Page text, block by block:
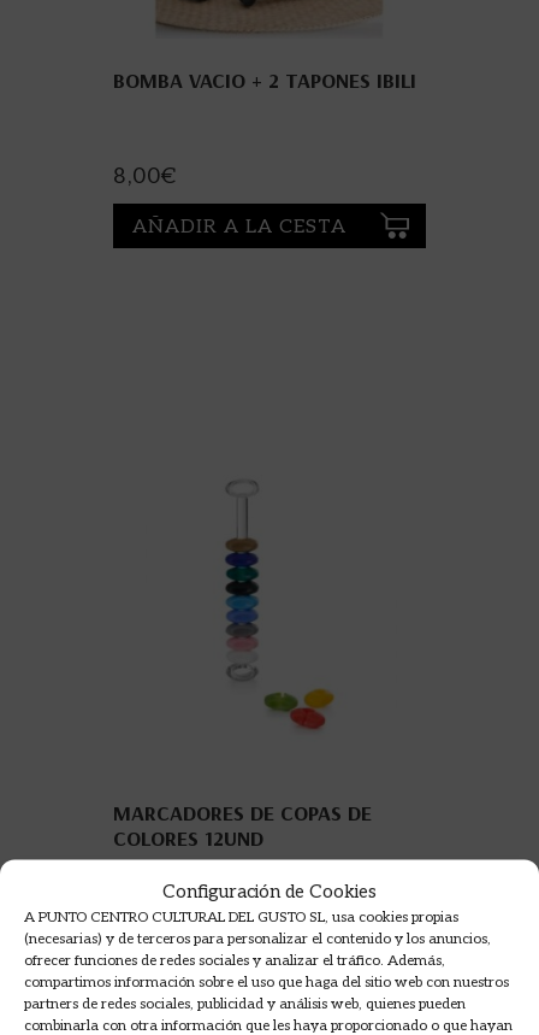
Configuración de Cookies
A PUNTO CENTRO CULTURAL DEL GUSTO SL, usa cookies propias
(necesarias) y de terceros para personalizar el contenido y los anuncios,
ofrecer funciones de redes sociales y analizar el tráfico. Además,
compartimos información sobre el uso que haga del sitio web con nuestros
partners de redes sociales, publicidad y análisis web, quienes pueden
combinarla con otra información que les haya proporcionado o que hayan
BOMBA VACIO + 2 TAPONES IBILI
8,00€
AÑADIR A LA CESTA
MARCADORES DE COPAS DE
COLORES 12UND
6,00€
AÑADIR A LA CESTA